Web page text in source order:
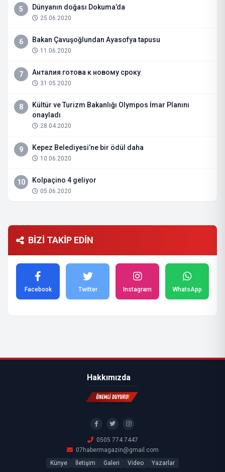
5 Dünyanın doğası Dokuma’da
25.06.2020
6 Bakan Çavuşoğlundan Ayasofya tapusu
11.06.2020
7 Анталия готова к новому сроку
31.05.2020
8
Kültür ve Turizm Bakanlığı Olympos İmar Planını
onayladı
28.04.2020
9 Kepez Belediyesi’ne bir ödül daha
10.06.2020
10 Kolpaçino 4 geliyor
05.06.2020
BİZİ TAKİP EDİN
Facebook Twitter Instagram WhatsApp
Hakkımızda
0505 774 7447
07habermagazin@gmail.com
Künye
İletişim Galeri Video Yazarlar